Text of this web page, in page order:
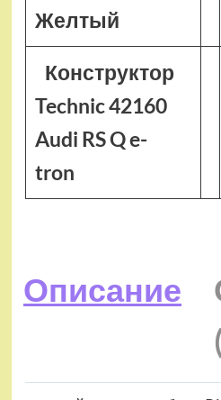
Желтый
Конструктор
Technic 42160
Audi RS Q e-
tron
Описание